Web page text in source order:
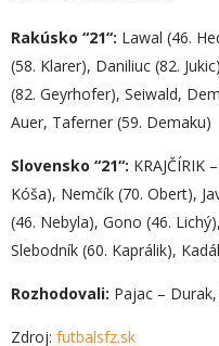
Rakúsko “21“: Lawal (46.
(58. Klarer), Daniliuc (82.
(82. Geyrhofer), Seiwald,
Auer, Taferner (59. Demaku)
Slovensko “21“: KRAJČÍRIK
Kóša), Nemčík (70. Obert),
(46. Nebyla), Gono (46.
Slebodník (60. Kaprálik),
Rozhodovali: Pajac –
Zdroj: futbalsfz.sk